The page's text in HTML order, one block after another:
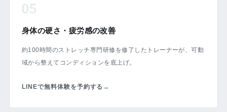
05
身体の硬さ・疲労感の改善
約100時間のストレッチ専門研修を修了したトレーナーが、可動
域から整えてコンディションを底上げ。
LINEで無料体験を予約する →